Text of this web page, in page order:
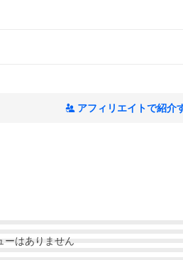
アフィリエイトで紹介
ーはありません